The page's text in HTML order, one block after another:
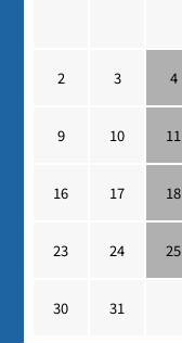
2 3 4
9 10 11
16 17 18
23 24 25
30 31